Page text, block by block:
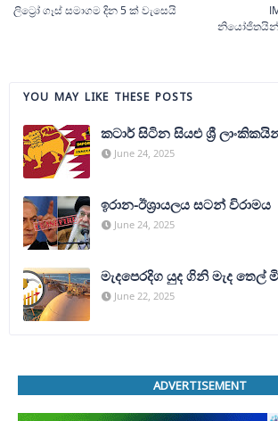
නියෝජිතයින්
ලිට්‍රෝ ගෑස් සමාගම දින 5 ක් වැසෙයි
YOU MAY LIKE THESE POSTS
කටාර් සිටින සියළු ශ්‍රී
June 24, 2025
ඉරාන-ඊශ්‍රායලය සටන් විරාමය
June 24, 2025
මැදපෙරදිග යුද ගිනි මැද තෙල්
June 22, 2025
ADVERTISEMENT